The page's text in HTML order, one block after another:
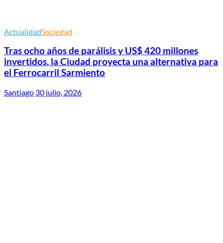
ActualidadSociedad
Tras ocho años de parálisis y US$ 420 millones
invertidos, la Ciudad proyecta una alternativa para
el Ferrocarril Sarmiento
Santiago 30 julio, 2026